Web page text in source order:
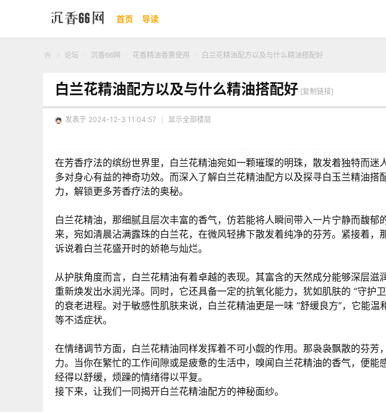
首页 导读
66
论坛 沉香66网 花香精油香熏使用 白兰花精油配方以及与什么精油搭配好
白兰花精油配方以及与什么精油搭配好 [复制链接]
发表于 2024-12-3 11:04:57 显示全部楼层
在芳香疗法的缤纷世界里，白兰花精油宛如一颗璀璨的明珠，散发着独特而
多对身心有益的神奇功效。而深入了解白兰花精油配方以及探寻白玉兰精油
力，解锁更多芳香疗法的奥秘。
白兰花精油，那细腻且层次丰富的香气，仿若能将人瞬间带入一片宁静而馥
来，宛如清晨沾满露珠的白兰花，在微风轻拂下散发着纯净的芬芳。紧接着
诉说着白兰花盛开时的娇艳与灿烂。
从护肤角度而言，白兰花精油有着卓越的表现。其富含的天然成分能够深层
重新焕发出水润光泽。同时，它还具备一定的抗氧化能力，犹如肌肤的 “守护
的衰老进程。对于敏感性肌肤来说，白兰花精油更是一味 “舒缓良方”，它能
等不适症状。
在情绪调节方面，白兰花精油同样发挥着不可小觑的作用。那袅袅飘散的芬
力。当你在繁忙的工作间隙或是疲惫的生活中，嗅闻白兰花精油的香气，便
经得以舒缓，烦躁的情绪得以平复。
接下来，让我们一同揭开白兰花精油配方的神秘面纱。